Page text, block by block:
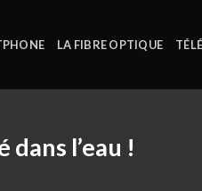
LA FIBRE OPTIQUE
l’eau !